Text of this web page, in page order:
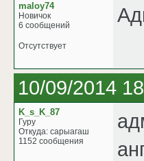
maloy74
Новичок
6 сообщений
Отсутствует
10/09/2014
K_s_K_87
Гуру
Откуда: сарыагаш
1152 сообщения